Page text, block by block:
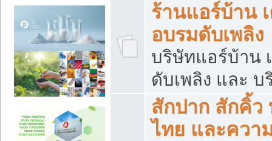
ร้านแอร์บ้าน
อบรมดับเพลิง
บริษัทแอร์บ้าน
ดับเพลิง และ
สักปาก สักคิ้
ไทย และควา